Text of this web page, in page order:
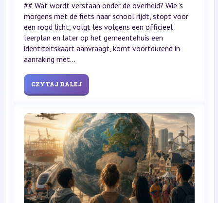
## Wat wordt verstaan onder de overheid? Wie ’s
morgens met de fiets naar school rijdt, stopt voor
een rood licht, volgt les volgens een officieel
leerplan en later op het gemeentehuis een
identiteitskaart aanvraagt, komt voortdurend in
aanraking met...
CZYTAJ DALEJ